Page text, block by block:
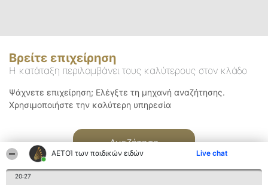
ΑΕΤΟΊ των παιδικών ειδών Live chat
20:27
Βρείτε επιχείρηση
Η κατάταξη περιλαμβάνει τους καλύτερους στον κλάδο
Ψάχνετε επιχείρηση; Ελέγξτε τη μηχανή αναζήτησης.
Χρησιμοποιήστε την καλύτερη υπηρεσία
Αναζήτηση